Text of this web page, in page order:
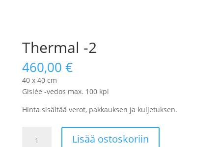
Thermal -2
460,00 €
40 x 40 cm
Gislée -vedos max. 100 kpl
Hinta sisältää verot, pakkauksen ja kuljetuksen.
Lisää ostoskoriin